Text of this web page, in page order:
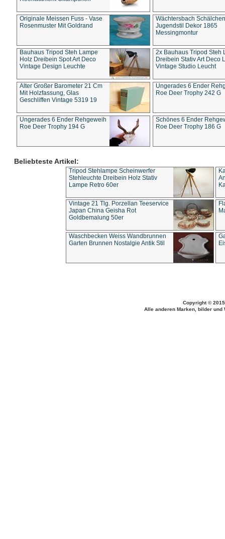
Originale Meissen Fuss - Vase
Rosenmuster Mit Goldrand
Wächtersbach Schälchen
Jugendstil Dekor 1865
Messingmontur
Bauhaus Tripod Steh Lampe
Holz Dreibein Spot Art Deco
Vintage Design Leuchte
2x Bauhaus Tripod Steh
Dreibein Stativ Art Deco
Vintage Studio Leucht
Alter Großer Barometer 21 Cm
Mit Holzfassung, Glas
Geschliffen Vintage 5319 19
Ungerades 6 Ender
Roe Deer Trophy 242 G
Ungerades 6 Ender Rehgeweih
Roe Deer Trophy 194 G
Schönes 6 Ender
Roe Deer Trophy 186 G
Beliebteste Artikel:
Tripod Stehlampe Scheinwerfer
Stehleuchte Dreibein Holz Stativ
Lampe Retro 60er
Vintage 21 Tlg. Porzellan Teeservice
Japan China Geisha Rot
Goldbemalung 50er
Waschbecken Weiss Wandbrunnen
Garten Brunnen Nostalgie Antik Stil
Copyright ©
Alle anderen Marken, bilder und